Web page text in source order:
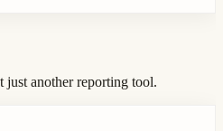
another reporting tool.